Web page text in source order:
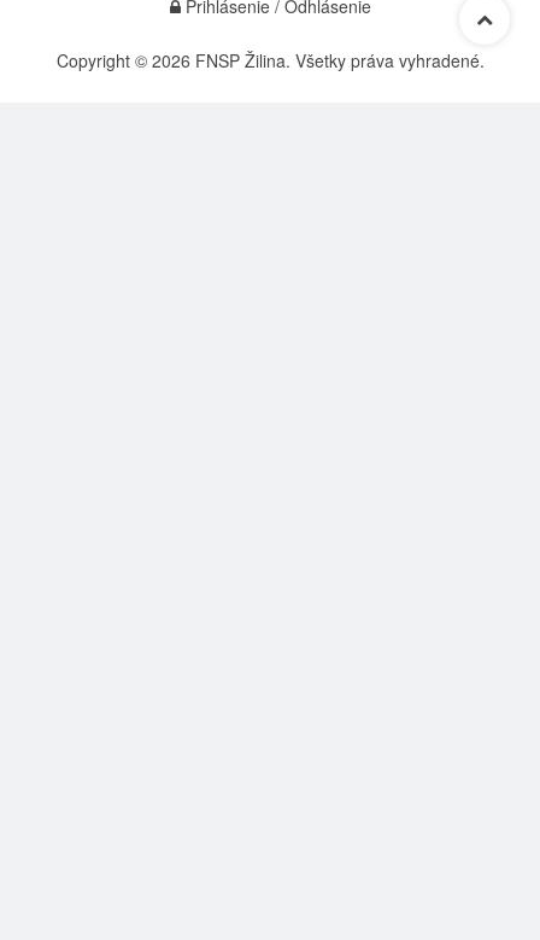
Prihlásenie / Odhlásenie
Copyright © 2026 FNSP Žilina. Všetky práva vyhradené.